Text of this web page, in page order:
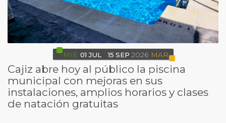
MIÉ 01 JUL 15 SEP 2026 MAR
Cajiz abre hoy al público la piscina
municipal con mejoras en sus
instalaciones, amplios horarios y clases
de natación gratuitas